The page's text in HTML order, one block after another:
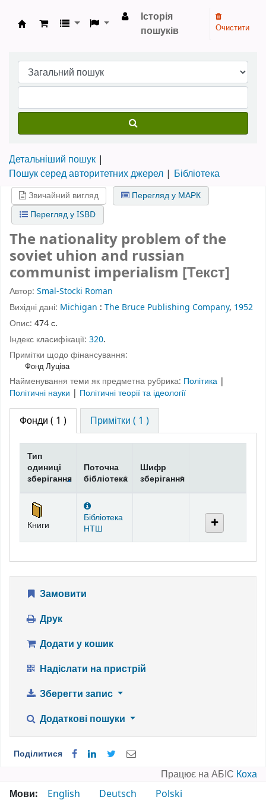
Бібліотека НТШ › Електронний каталог
Історія
пошуків
Очистити
Детальніший пошук
Пошук серед авторитетних джерел
Бібліотека
Звичайний вигляд
Перегляд у МАРК
Перегляд у ISBD
The nationality problem of the
soviet uhion and russian
communist imperialism [Текст]
Автор: Smal-Stocki Roman
Вихідні дані: Michigan : The Bruce Publishing Company, 1952
Опис: 474 с.
Індекс класифікації: 320.
Примітки щодо фінансування:
Фонд Луціва
Найменування теми як предметна рубрика: Політика |
Політичні науки | Політичні теорії та ідеології
Фонди ( 1 ) Примітки ( 1 )
Фонди
Тип
одиниці
зберігання
Поточна
бібліотека
Шифр
зберігання
Книги
Бібліотека
НТШ
Замовити
Друк
Додати у кошик
Надіслати на пристрій
Зберегти запис
Додаткові пошуки
Поділитися
Працює на АБІС Коха
Мови:
English Deutsch Polski